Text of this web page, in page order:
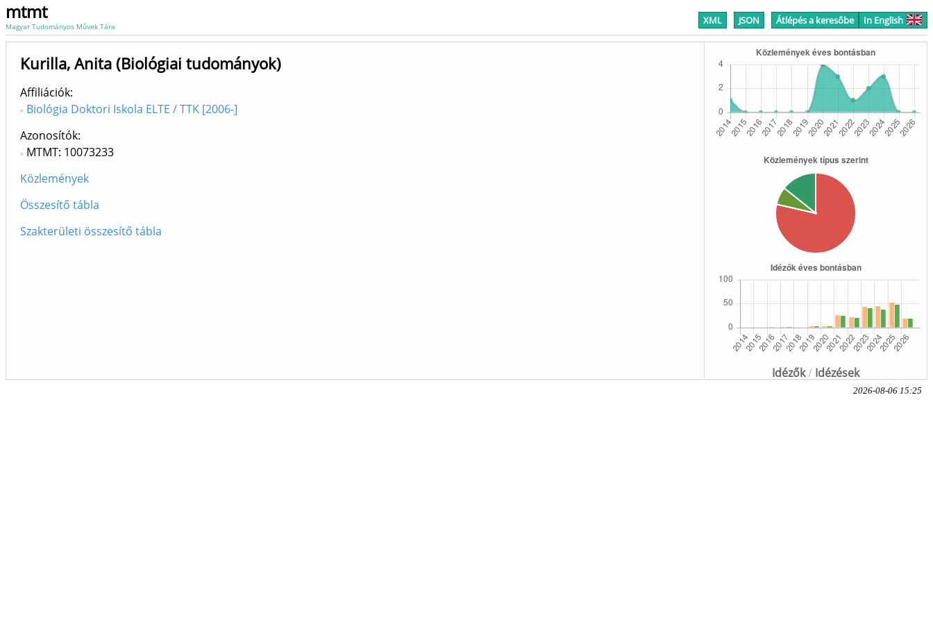
mtmt
Magyar Tudományos Művek Tára XML JSON Átlépés a keresőbe In English
Idézők/ Idézések
Kurilla, Anita (Biológiai tudományok)
Affiliációk
Biológia Doktori Iskola ELTE / TTK [2006-]
Azonosítók
MTMT: 10073233
Közlemények
Összesítő tábla
Szakterületi összesítő tábla
2026-08-06 15:25